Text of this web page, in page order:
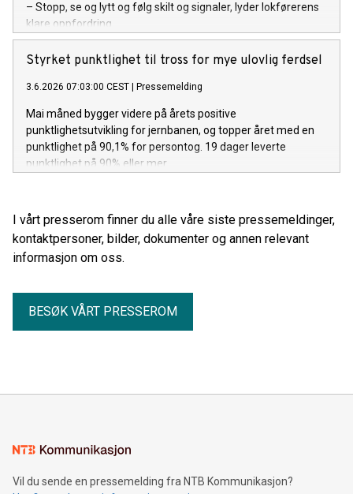
– Stopp, se og lytt og følg skilt og signaler, lyder lokførerens
klare oppfordring.
Styrket punktlighet til tross for mye ulovlig ferdsel
3.6.2026 07:03:00 CEST Pressemelding
Mai måned bygger videre på årets positive
punktlighetsutvikling for jernbanen, og topper året med en
punktlighet på 90,1% for persontog. 19 dager leverte
punktlighet på 90% eller mer.
I vårt presserom finner du alle våre siste pressemeldinger,
kontaktpersoner, bilder, dokumenter og annen relevant
informasjon om oss.
BESØK VÅRT PRESSEROM
Vil du sende en pressemelding fra NTB Kommunikasjon?